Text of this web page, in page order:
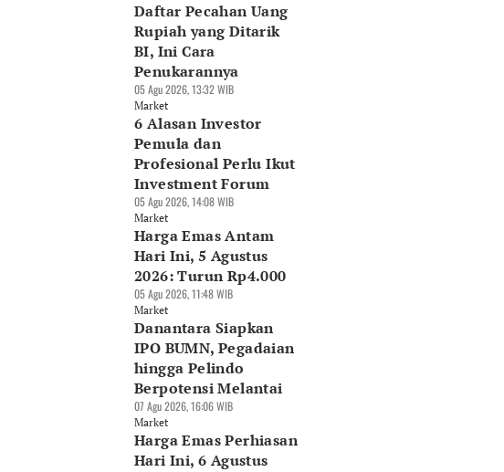
Daftar Pecahan Uang
Rupiah yang Ditarik
BI, Ini Cara
Penukarannya
05 Agu 2026, 13:32 WIB
Market
6 Alasan Investor
Pemula dan
Profesional Perlu Ikut
Investment Forum
05 Agu 2026, 14:08 WIB
Market
Harga Emas Antam
Hari Ini, 5 Agustus
2026: Turun Rp4.000
05 Agu 2026, 11:48 WIB
Market
Danantara Siapkan
IPO BUMN, Pegadaian
hingga Pelindo
Berpotensi Melantai
07 Agu 2026, 16:06 WIB
Market
Harga Emas Perhiasan
Hari Ini, 6 Agustus